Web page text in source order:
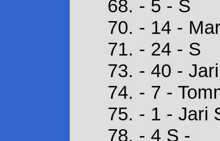
68. - 5 - S
70. - 14 -
71. - 24 - S
73. - 40 -
74. - 7 -
75. - 1 - Jari
78. - 4 S -